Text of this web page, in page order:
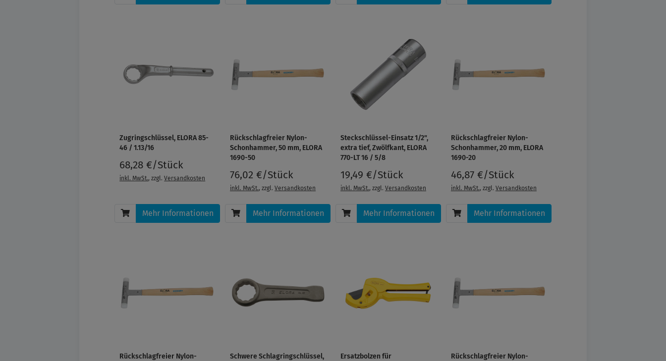
Zugringschlüssel, ELORA 85-
46 / 1.13/16
68,28 €/Stück
inkl. MwSt., zzgl.Versandkosten
Mehr Informationen
Rückschlagfreier Nylon-
Schonhammer, 50 mm, ELORA
1690-50
76,02 €/Stück
inkl. MwSt., zzgl.Versandkosten
Mehr Informationen
Steckschlüssel-Einsatz 1/2",
extra tief, Zwölfkant, ELORA
770-LT 16 / 5/8
19,49 €/Stück
inkl. MwSt., zzgl. Versandkosten
Mehr Informationen
Rückschlagfreier Nylon-
Schonhammer, 20 mm, ELORA
1690-20
46,87 €/Stück
inkl. MwSt., zzgl. Versandkosten
Mehr Informationen
Rückschlagfreier Nylon- Schwere Schlagringschlüssel, Ersatzbolzen für Rückschlagfreier Nylon-